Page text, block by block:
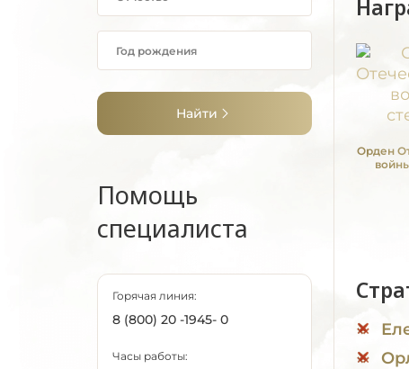
Найти
Помощь
специалиста
Горячая линия:
8 (800) 20 -1945- 0
Часы работы:
Орден